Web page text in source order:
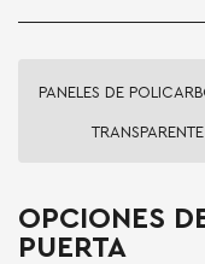
PANELES DE
TRANSPARENTE
OPCIONES
PUERTA